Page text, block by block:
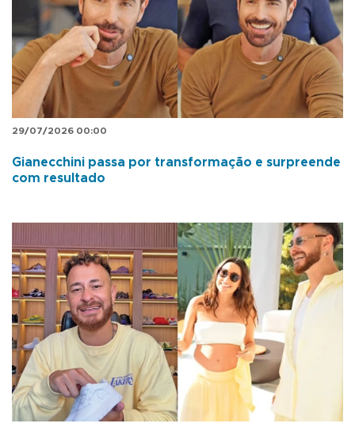
29/07/2026 00:00
Gianecchini passa por transformação e surpreende
com resultado